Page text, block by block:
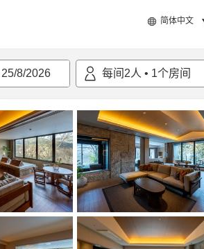
简体中文
25/8/2026 每间 2人 • 1个房间